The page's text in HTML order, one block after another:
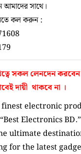
সাথে।
কল করুন :
সকল লেনদেন
দায়ী থাকবে না ।
electronic
Electronics
ultimate
for the latest